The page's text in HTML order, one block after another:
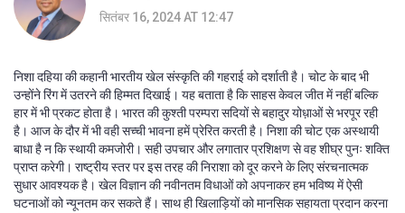
सितंबर 16, 2024 AT 12:47
निशा दहिया की कहानी भारतीय खेल संस्कृति की गहराई को दर्शाती है। चोट के बाद भी
उन्होंने रिंग में उतरने की हिम्मत दिखाई। यह बताता है कि साहस केवल जीत में नहीं बल्कि
हार में भी प्रकट होता है। भारत की कुश्ती परम्परा सदियों से बहादुर योध़ाओं से भरपूर रही
है। आज के दौर में भी वही सच्ची भावना हमें प्रेरित करती है। निशा की चोट एक अस्थायी
बाधा है न कि स्थायी कमजोरी। सही उपचार और लगातार प्रशिक्षण से वह शीघ्र पुनः शक्ति
प्राप्त करेगी। राष्ट्रीय स्तर पर इस तरह की निराशा को दूर करने के लिए संरचनात्मक
सुधार आवश्यक है। खेल विज्ञान की नवीनतम विधाओं को अपनाकर हम भविष्य में ऐसी
घटनाओं को न्यूनतम कर सकते हैं। साथ ही खिलाड़ियों को मानसिक सहायता प्रदान करना